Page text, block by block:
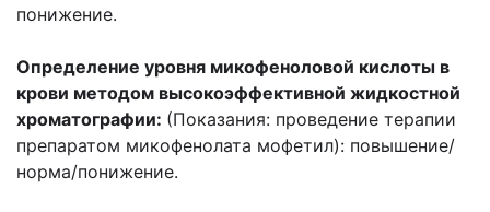
понижение.
Определение уровня микофеноловой кислоты в
крови методом высокоэффективной жидкостной
хроматографии: (Показания: проведение терапии
препаратом микофенолата мофетил): повышение/
норма/понижение.